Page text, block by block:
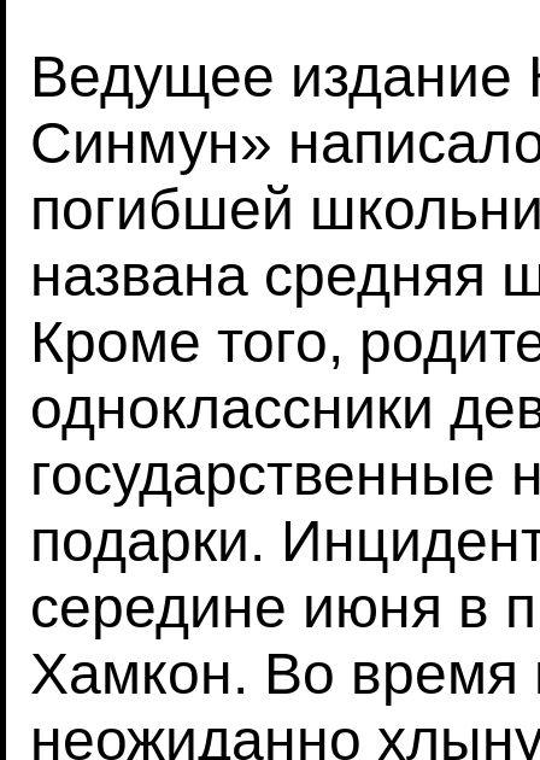
Ведущее
Синмун»
погибшей
названа средняя
Кроме того,
одноклассники
государственные
подарки.
середине июня в
Хамкон. Во время
неожиданно